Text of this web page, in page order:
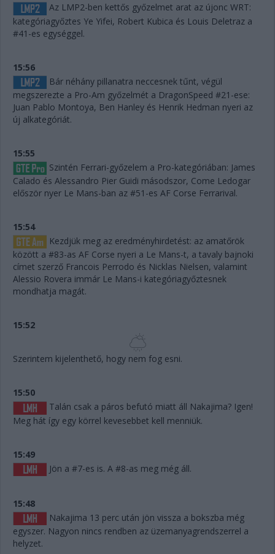
Az LMP2-ben kettős győzelmet arat az újonc WRT:
kategóriagyőztes Ye Yifei, Robert Kubica és Louis Deletraz a
#41-es egységgel.
15:56
Bár néhány pillanatra neccesnek tűnt, végül
megszerezte a Pro-Am győzelmét a DragonSpeed #21-ese:
Juan Pablo Montoya, Ben Hanley és Henrik Hedman nyeri az
új alkategóriát.
15:55
Szintén Ferrari-győzelem a Pro-kategóriában: James
Calado és Alessandro Pier Guidi másodszor, Come Ledogar
először nyer Le Mans-ban az #51-es AF Corse Ferrarival.
15:54
Kezdjük meg az eredményhirdetést: az amatőrök
között a #83-as AF Corse nyeri a Le Mans-t, a tavaly bajnoki
címet szerző Francois Perrodo és Nicklas Nielsen, valamint
Alessio Rovera immár Le Mans-i kategóriagyőztesnek
mondhatja magát.
15:52
Szerintem kijelenthető, hogy nem fog esni.
15:50
Talán csak a páros befutó miatt áll Nakajima? Igen!
Meg hát így egy körrel kevesebbet kell menniük.
15:49
Jön a #7-es is. A #8-as meg még áll.
15:48
Nakajima 13 perc után jön vissza a bokszba még
egyszer. Nagyon nincs rendben az üzemanyagrendszerrel a
helyzet.